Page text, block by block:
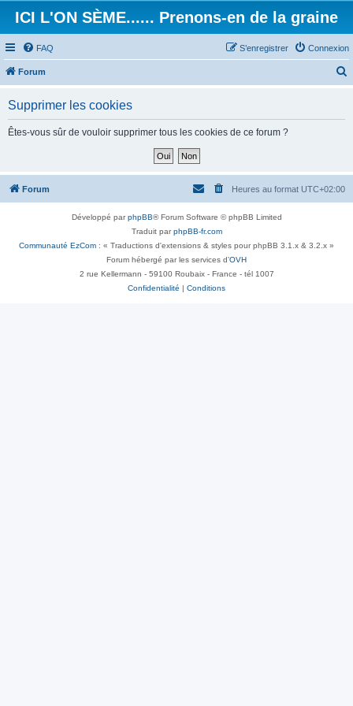
ICI L'ON SÈME...... Prenons-en de la graine
FAQ Connexion
S’enregistrer
Forum
h
Supprimer les cookies
Êtes-vous sûr de vouloir supprimer tous les cookies de ce forum ?
Forum Heures au format UTC+02:00
Développé parphpBB® Forum Software © phpBB Limited
Traduit parphpBB-fr.com
Communauté EzCom : « Traductions d'extensions & styles pour phpBB 3.1.x & 3.2.x »
Forum hébergé par les services d’OVH
2 rue Kellermann - 59100 Roubaix - France - tél 1007
Confidentialité | Conditions